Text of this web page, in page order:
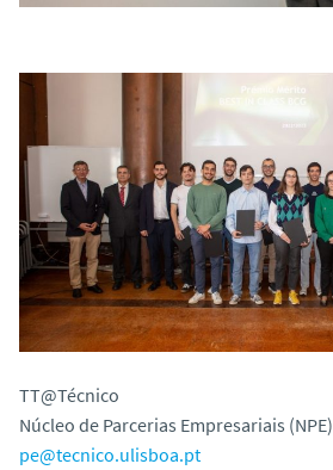
TT@Técnico
Núcleo de Parcerias Empresariais (NPE)
pe@tecnico.ulisboa.pt